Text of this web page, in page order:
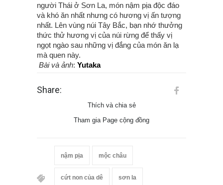
người Thái ở Sơn La, món nậm pịa độc đáo
và khó ăn nhất nhưng có hương vị ấn tượng
nhất. Lên vùng núi Tây Bắc, bạn nhớ thưởng
thức thử hương vị của núi rừng để thấy vị
ngọt ngào sau những vị đắng của món ăn lạ
mà quen này.
Bài và ảnh: Yutaka
Share:
Thích và chia sẻ
Tham gia Page cộng đồng
nậm pịa mộc châu
cứt non của dê sơn la